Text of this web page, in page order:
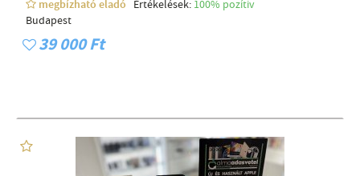
megbízható eladó
Értékelések: 100% pozítiv
Budapest
39 000 Ft